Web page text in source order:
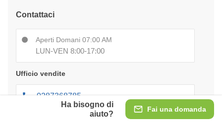
Fai una domanda
Ha bisogno di
aiuto?
Contattaci
Aperti Domani 07:00 AM
LUN-VEN 8:00-17:00
Ufficio vendite
0287368785